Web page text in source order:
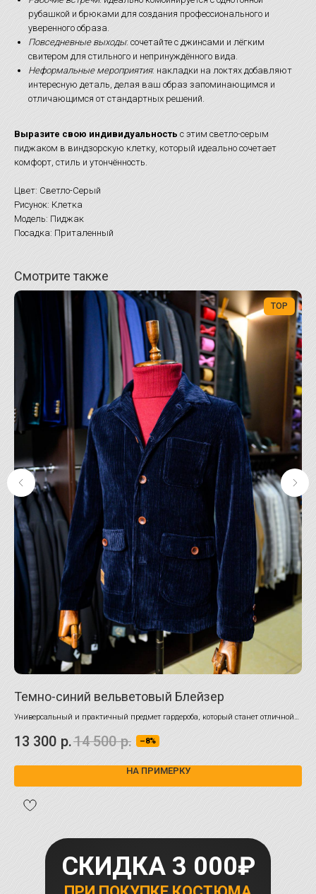
рубашкой и брюками для создания профессионального и
уверенного образа.
Повседневные выходы: сочетайте с джинсами и лёгким
свитером для стильного и непринуждённого вида.
Неформальные мероприятия: накладки на локтях добавляют
интересную деталь, делая ваш образ запоминающимся и
отличающимся от стандартных решений.
Выразите свою индивидуальность с этим светло-серым
пиджаком в виндзорскую клетку, который идеально сочетает
комфорт, стиль и утончённость.
Цвет: Светло-Серый
Рисунок: Клетка
Модель: Пиджак
Посадка: Приталенный
Смотрите также
TOP
Темно-синий вельветовый Блейзер
Универсальный и практичный предмет гардероба, который станет отличной
13 300 р.14 500 р. –8%
НА ПРИМЕРКУ
СКИДКА 3 000₽